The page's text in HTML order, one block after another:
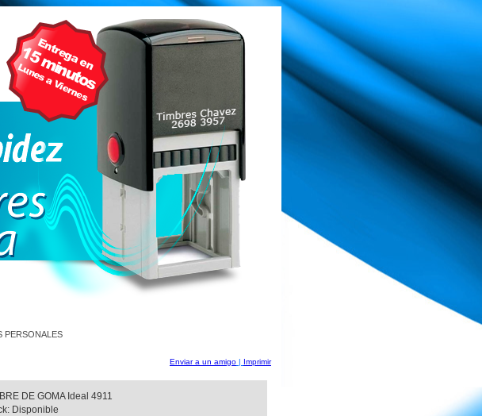
PERSONALES
Enviar a un amigo | Imprimir
DE GOMA Ideal 4911
Disponible